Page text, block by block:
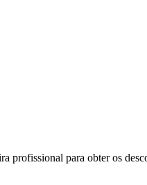
profissional para obter os